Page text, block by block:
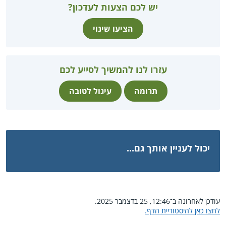
יש לכם הצעות לעדכון?
הציעו שינוי
עזרו לנו להמשיך לסייע לכם
תרומה עיגול לטובה
יכול לעניין אותך גם...
עודכן לאחרונה ב־12:46, 25 בדצמבר 2025.
לחצו כאן להיסטוריית הדף.